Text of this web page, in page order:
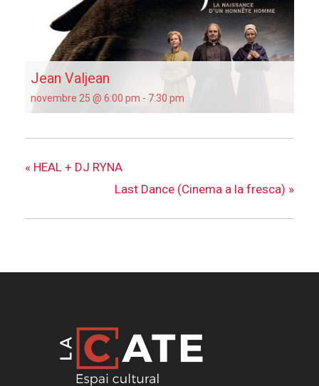
Jean Valjean
novembre 25 @ 6:00 pm - 7:30 pm
« HEAL + DJ RYNA
Last Dance (Cinema a la fresca) »